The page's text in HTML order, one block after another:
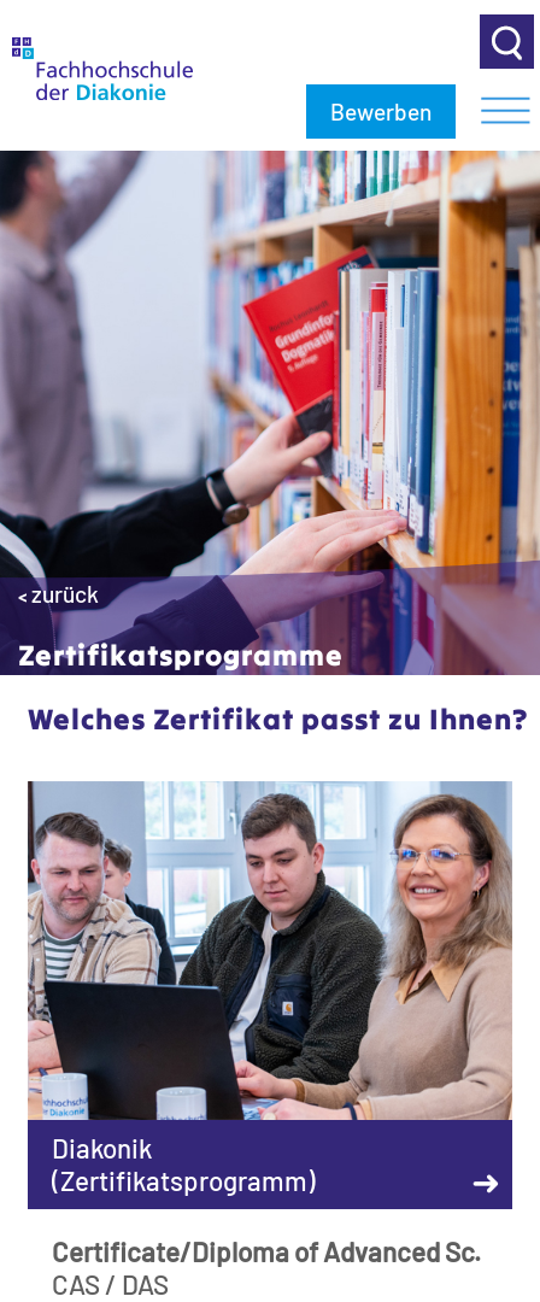
Bewerben
< zurück
Zertifikatsprogramme
Welches Zertifikat passt zu Ihnen?
Diakonik
(Zertifikatsprogramm)
➜
Certificate/Diploma of Advanced Sc.
CAS / DAS